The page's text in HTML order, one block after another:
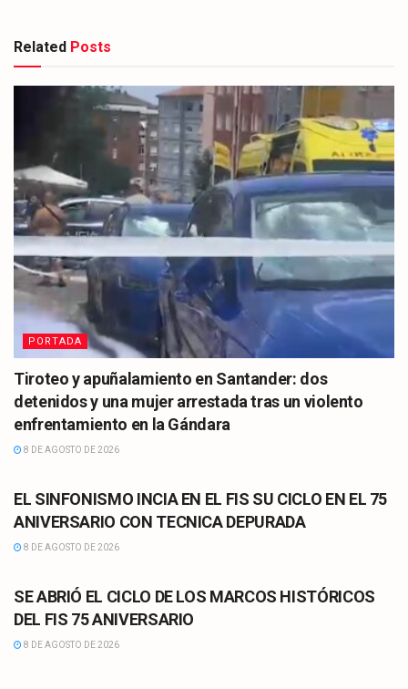
Related Posts
PORTADA
Tiroteo y apuñalamiento en Santander: dos
detenidos y una mujer arrestada tras un violento
enfrentamiento en la Gándara
8 DE AGOSTO DE 2026
EL SINFONISMO INCIA EN EL FIS SU CICLO EN EL 75
ANIVERSARIO CON TECNICA DEPURADA
8 DE AGOSTO DE 2026
SE ABRIÓ EL CICLO DE LOS MARCOS HISTÓRICOS
DEL FIS 75 ANIVERSARIO
8 DE AGOSTO DE 2026